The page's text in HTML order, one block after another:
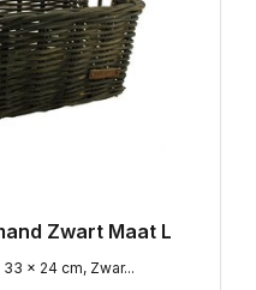
Zwart Maat L
x 24 cm, Zwar...